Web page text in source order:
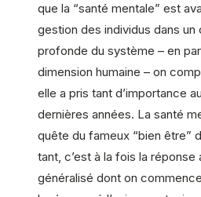
que la “santé mentale” est
gestion des individus dans
profonde du système – en
dimension humaine – on
elle a pris tant d’importance
dernières années. La santé
quête du fameux “bien être”
tant, c’est à la fois la réponse
généralisé dont on